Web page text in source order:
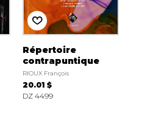
Répertoire
contrapuntique
RIOUX François
20.01 $
DZ 4499